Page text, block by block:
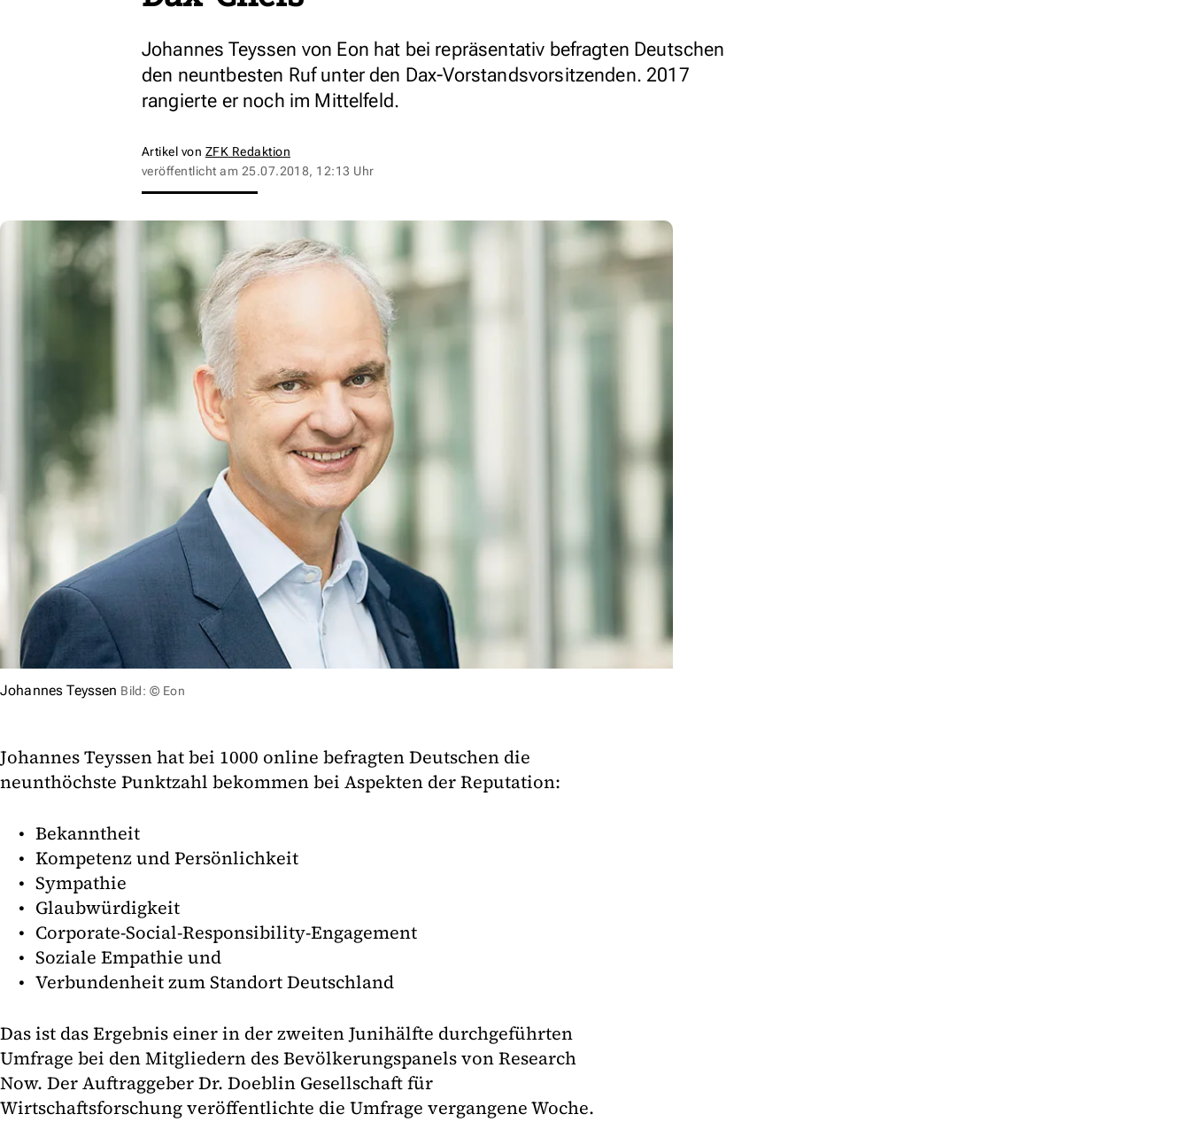
Johannes Teyssen von Eon hat bei repräsentativ befragten Deutschen
den neuntbesten Ruf unter den Dax-Vorstandsvorsitzenden. 2017
rangierte er noch im Mittelfeld.
Artikel von ZFK Redaktion
veröffentlicht am 25.07.2018, 12:13 Uhr
Johannes Teyssen Bild: © Eon
Johannes Teyssen hat bei 1000 online befragten Deutschen die
neunthöchste Punktzahl bekommen bei Aspekten der Reputation:
Bekanntheit
Kompetenz und Persönlichkeit
Sympathie
Glaubwürdigkeit
Corporate-Social-Responsibility-Engagement
Soziale Empathie und
Verbundenheit zum Standort Deutschland
Das ist das Ergebnis einer in der zweiten Junihälfte durchgeführten
Umfrage bei den Mitgliedern des Bevölkerungspanels von Research
Now. Der Auftraggeber Dr. Doeblin Gesellschaft für
Wirtschaftsforschung veröffentlichte die Umfrage vergangene Woche.